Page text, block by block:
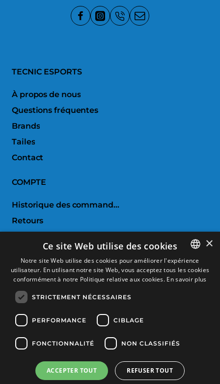
TECNIC ESPORTS
À propos de nous
Questions fréquentes
Brands
Tailes
Contact
COMPTE
Historique des commandes
Retours
Comparer les produits
SERVICE CLIENTS
Conditions d'achat
Retours et échanges
Méthodes de payement
SPANISH
×
Ce site Web utilise des cookies
Notre site Web utilise des cookies pour améliorer l'expérience
utilisateur. En utilisant notre site Web, vous acceptez tous les cookies
conformément à notre Politique relative aux cookies. En savoir plus
STRICTEMENT NÉCESSAIRES
PERFORMANCE CIBLAGE
FONCTIONNALITÉ NON CLASSIFIÉS
ACCEPTER TOUT REFUSER TOUT